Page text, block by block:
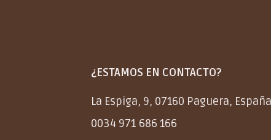
¿ESTAMOS EN CONTACTO?
La Espiga, 9, 07160 Paguera, España
0034 971 686 166